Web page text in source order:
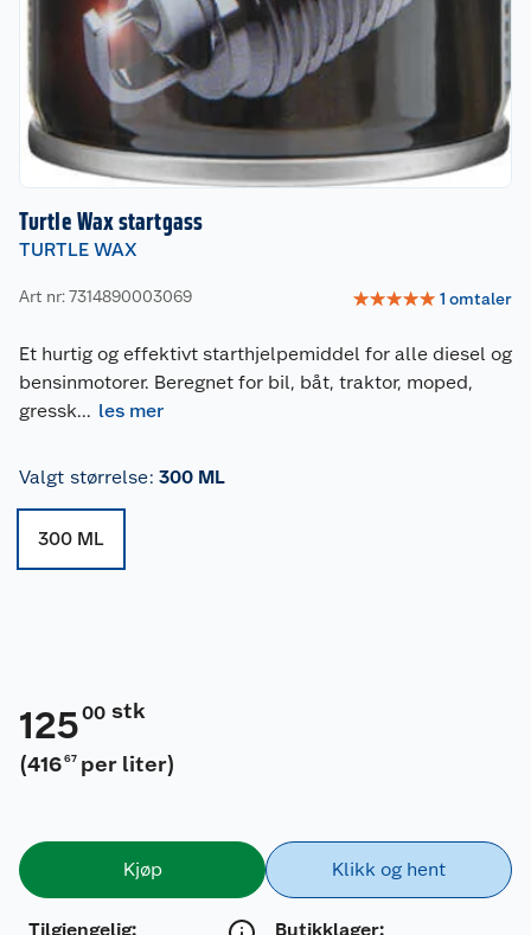
Turtle Wax startgass
TURTLE WAX
Art nr: 7314890003069 ☆☆☆☆☆ 1 omtaler
Et hurtig og effektivt starthjelpemiddel for alle diesel og
bensinmotorer. Beregnet for bil, båt, traktor, moped,
gressk... les mer
Valgt størrelse: 300 ML
300 ML
12500 stk
(416 67 per liter)
Kjøp
Tilgjengelig:
Klikk og hent
Butikklager: